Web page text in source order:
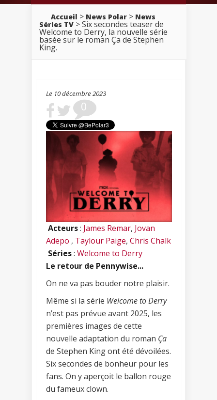
Accueil > News Polar > News
Séries TV > Six secondes teaser de
Welcome to Derry, la nouvelle série
basée sur le roman Ça de Stephen
King.
Le 10 décembre 2023
0
Acteurs: James Remar, Jovan
Adepo , Taylour Paige, Chris Chalk
Séries: Welcome to Derry
Le retour de Pennywise...
On ne va pas bouder notre plaisir.
Même si la série Welcome to Derry
n’est pas prévue avant 2025, les
premières images de cette
nouvelle adaptation du roman Ça
de Stephen King ont été dévoilées.
Six secondes de bonheur pour les
fans. On y aperçoit le ballon rouge
du fameux clown.